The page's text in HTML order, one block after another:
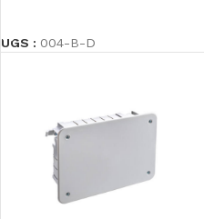
UGS : 004-B-D